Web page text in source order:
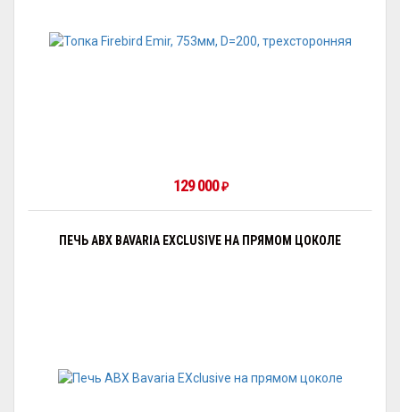
129 000₽
ПЕЧЬ ABX BAVARIA EXCLUSIVE НА ПРЯМОМ ЦОКОЛЕ